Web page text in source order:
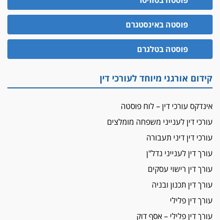
האופנוע חזר הביתה
עו"ד גיל פרידמן והרפתקאות אופנוע השטח שלו
הזכות לטנף
זוכה עורך-דין שהשווה את ברק לסינוואר ואת
מאסר לעורך הדין
פיקטיביות בשם פלסטינים
על המידתיות
ביה"ד המשמעתי ביטל השעיה לצמיתות של
עורכת-דין שהביעה שמחה ב-7 באוקטובר
אשם
עו"ד הלל בבייב הורשע בהונאת עשרות לקוחות,
ההסדר: 7-9 שנות מאסר
דין ומקרקעין
עורך דין ברמת השרון נחקר בחשד למרמה בעסקת
פוסטה באינסטגרם
פוסטה בטלגרם
קידום אורגני מיוחד לעורכי דין
אינדקס עורכי דין – לוח פוסטה
עורכי דין לענייני משפחה מומלצים
עורכי דין דיני תעבורה
עורך דין לענייני נדל"ן
עורך דין רישוי עסקים
עורך דין תכנון ובניה
עורך דין פלילי
עורך דין פלילי – אסף דוק